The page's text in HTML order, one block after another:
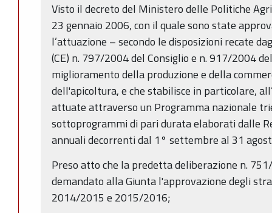
Visto il decreto del Ministero delle Politiche
23 gennaio 2006, con il quale sono state
l’attuazione – secondo le disposizioni recate
(CE) n. 797/2004 del Consiglio e n. 917/2004
miglioramento della produzione e della
dell'apicoltura, e che stabilisce in particolare,
attuate attraverso un Programma nazionale
sottoprogrammi di pari durata elaborati dalle
annuali decorrenti dal 1° settembre al 31
Preso atto che la predetta deliberazione n.
demandato alla Giunta l'approvazione degli
2014/2015 e 2015/2016;